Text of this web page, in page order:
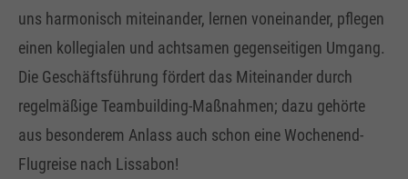
uns harmonisch miteinander, lernen voneinander, pflegen
einen kollegialen und achtsamen gegenseitigen Umgang.
Die Geschäftsführung fördert das Miteinander durch
regelmäßige Teambuilding-Maßnahmen; dazu gehörte
aus besonderem Anlass auch schon eine Wochenend-
Flugreise nach Lissabon!